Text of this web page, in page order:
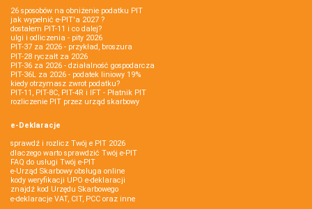
26 sposobów na obniżenie podatku PIT
jak wypełnić e-PIT'a 2027 ?
dostałem PIT-11 i co dalej?
ulgi i odliczenia - pity 2026
PIT-37 za 2026 - przykład, broszura
PIT-28 ryczałt za 2026
PIT-36 za 2026 - działalność gospodarcza
PIT-36L za 2026 - podatek liniowy 19%
kiedy otrzymasz zwrot podatku?
PIT-11, PIT-8C, PIT-4R i IFT - Płatnik PIT
rozliczenie PIT przez urząd skarbowy
e-Deklaracje
sprawdź i rozlicz Twój e PIT 2026
dlaczego warto sprawdzić Twój e-PIT
FAQ do usługi Twój e-PIT
e-Urząd Skarbowy obsługa online
kody weryfikacji UPO e-deklaracji
znajdź kod Urzędu Skarbowego
e-deklaracje VAT, CIT, PCC oraz inne